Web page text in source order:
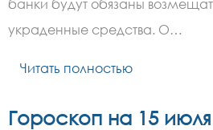
банки будут обязаны
украденные средства. О…
Читать полностью
Гороскоп на 15